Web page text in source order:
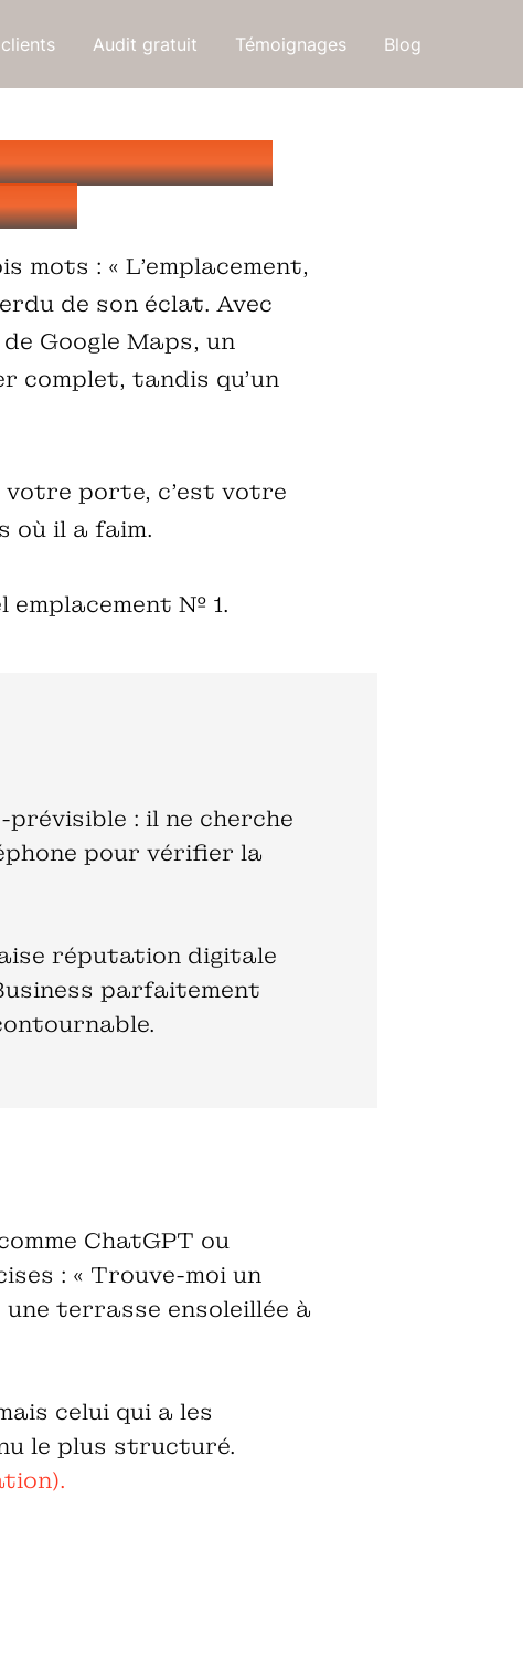
Audit gratuit Témoignages Blog
: Où investir
?
mots : « L’emplacement,
de son éclat. Avec
Google Maps, un
complet, tandis qu'un
votre porte, c'est votre
où il a faim.
emplacement № 1.
: il ne cherche
pour vérifier la
réputation digitale
parfaitement
ChatGPT ou
: « Trouve-moi un
terrasse ensoleillée à
celui qui a les
le plus structuré.